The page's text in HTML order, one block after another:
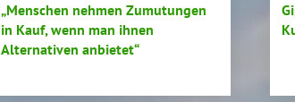
„Menschen nehmen Zumutungen
in Kauf, wenn man ihnen
Alternativen anbietet“